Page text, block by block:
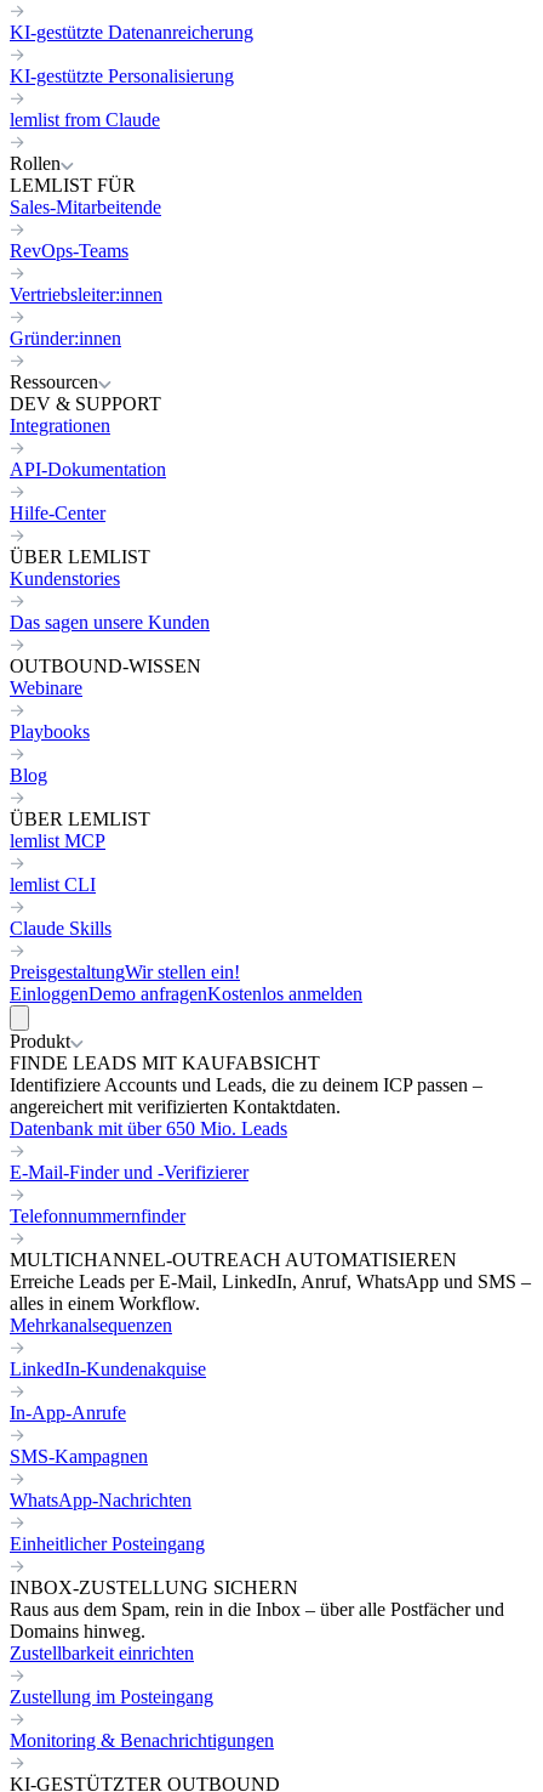
KI-gestützte Datenanreicherung
KI-gestützte Personalisierung
lemlist from Claude
Rollen
LEMLIST FÜR
Sales-Mitarbeitende
RevOps-Teams
Vertriebsleiter:innen
Gründer:innen
Ressourcen
DEV & SUPPORT
Integrationen
API-Dokumentation
Hilfe-Center
ÜBER LEMLIST
Kundenstories
Das sagen unsere Kunden
OUTBOUND-WISSEN
Webinare
Playbooks
Blog
ÜBER LEMLIST
lemlist MCP
lemlist CLI
Claude Skills
PreisgestaltungWir stellen ein!
EinloggenDemo anfragenKostenlos anmelden
Produkt
FINDE LEADS MIT KAUFABSICHT
Identifiziere Accounts und Leads, die zu deinem ICP passen –
angereichert mit verifizierten Kontaktdaten.
Datenbank mit über 650 Mio. Leads
E-Mail-Finder und -Verifizierer
Telefonnummernfinder
MULTICHANNEL-OUTREACH AUTOMATISIEREN
Erreiche Leads per E-Mail, LinkedIn, Anruf, WhatsApp und SMS –
alles in einem Workflow.
Mehrkanalsequenzen
LinkedIn-Kundenakquise
In-App-Anrufe
SMS-Kampagnen
WhatsApp-Nachrichten
Einheitlicher Posteingang
INBOX-ZUSTELLUNG SICHERN
Raus aus dem Spam, rein in die Inbox – über alle Postfächer und
Domains hinweg.
Zustellbarkeit einrichten
Zustellung im Posteingang
Monitoring & Benachrichtigungen
KI-GESTÜTZTER OUTBOUND